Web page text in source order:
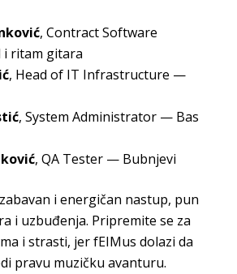
, Contract Software
ritam gitara
, Head of IT Infrastructure —
, System Administrator — Bas
, QA Tester — Bubnjevi
i energičan nastup, pun
i uzbuđenja. Pripremite se za
i strasti, jer fEIMus dolazi da
pravu muzičku avanturu.